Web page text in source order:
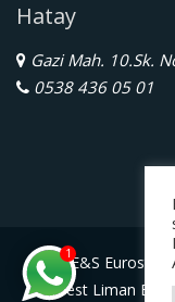
Hatay
Gazi Mah. 10.Sk.
0538 436 05 01
E&S Eurostar
Serbest Liman
1